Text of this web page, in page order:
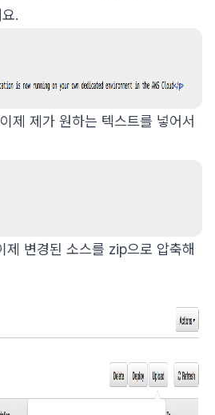
.
제 제가 원하는 텍스트를 넣어서
제 변경된 소스를 zip으로 압축해